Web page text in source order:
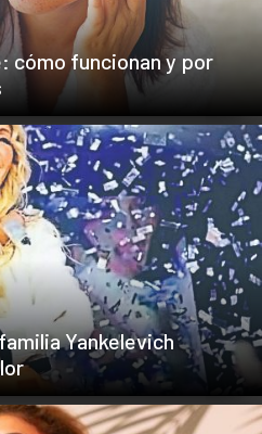
cómo funcionan y por
Yankelevich